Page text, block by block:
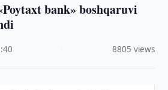
bank» boshqaruvi
8805 views